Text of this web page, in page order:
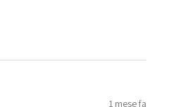
1 mese fa